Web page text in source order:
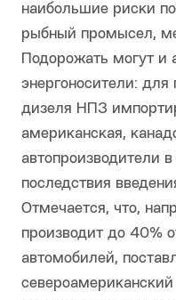
наибольшие риски
рыбный промысел,
Подорожать могут и
энергоносители: для
дизеля НПЗ
американская,
автопроизводители
последствия
Отмечается, что,
производит до 40%
автомобилей,